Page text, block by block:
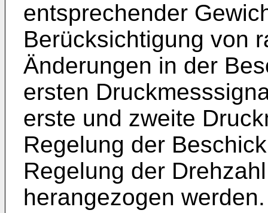
entsprechender
Berücksichtigung von
Änderungen in der
ersten
erste und zweite
Regelung der
Regelung der
herangezogen